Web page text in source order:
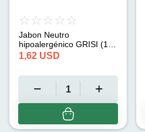
Jabon Neutro
hipoalergénico GRISI (150
g)
1,62 USD